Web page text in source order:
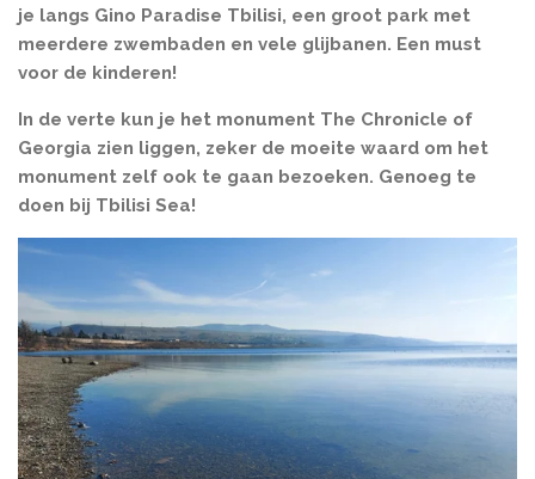
je langs Gino Paradise Tbilisi, een groot park met
meerdere zwembaden en vele glijbanen. Een must
voor de kinderen!
In de verte kun je het monument The Chronicle of
Georgia zien liggen, zeker de moeite waard om het
monument zelf ook te gaan bezoeken. Genoeg te
doen bij Tbilisi Sea!